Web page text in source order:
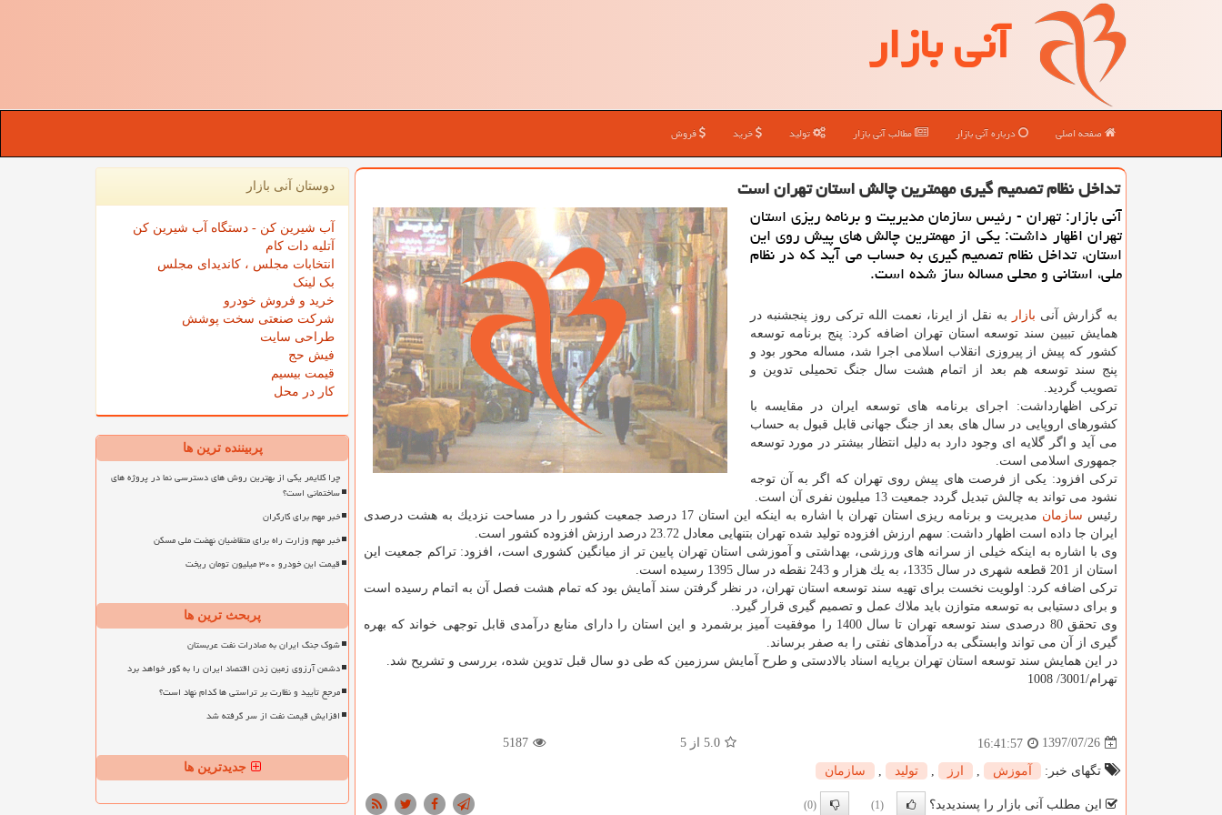
آنی بازار
صفحه اصلی درباره آنی بازار مطالب آنی بازار تولید خرید فروش
تداخل نظام تصمیم گیری مهمترین چالش استان تهران است
آنی بازار: تهران - رئیس سازمان مدیریت و برنامه ریزی استان
تهران اظهار داشت: یكی از مهمترین چالش های پیش روی این
استان، تداخل نظام تصمیم گیری به حساب می آید كه در نظام
ملی، استانی و محلی مساله ساز شده است.
به گزارش آنی بازار
به نقل از ایرنا، نعمت الله تركی روز پنجشنبه در
همایش تبیین سند توسعه استان تهران اضافه كرد: پنج برنامه توسعه
كشور كه پیش از پیروزی انقلاب اسلامی اجرا شد، مساله محور بود و
پنج سند توسعه هم بعد از اتمام هشت سال جنگ تحمیلی تدوین و
تصویب گردید.
تركی اظهارداشت: اجرای برنامه های توسعه ایران در مقایسه با
كشورهای اروپایی در سال های بعد از جنگ جهانی قابل قبول به حساب
می آید و اگر گلایه ای وجود دارد به دلیل انتظار بیشتر در مورد توسعه
جمهوری اسلامی است.
تركی افزود: یكی از فرصت های پیش روی تهران كه اگر به آن توجه
نشود می تواند به چالش تبدیل گردد جمعیت 13 میلیون نفری آن است.
رئیس سازمان
مدیریت و برنامه ریزی استان تهران با اشاره به اینكه این استان 17 درصد جمعیت كشور را در مساحت نزدیك به هشت درصدی
ایران جا داده است اظهار داشت: سهم ارزش افزوده تولید شده تهران بتنهایی معادل 23.72 درصد ارزش افزوده كشور است.
وی با اشاره به اینكه خیلی از سرانه های ورزشی، بهداشتی و آموزشی استان تهران پایین تر از میانگین كشوری است، افزود: تراكم جمعیت این
استان از 201 قطعه شهری در سال 1335، به یك هزار و 243 نقطه در سال 1395 رسیده است.
تركی اضافه كرد: اولویت نخست برای تهیه سند توسعه استان تهران، در نظر گرفتن سند آمایش بود كه تمام هشت فصل آن به اتمام رسیده است
و برای دستیابی به توسعه متوازن باید ملاك عمل و تصمیم گیری قرار گیرد.
وی تحقق 80 درصدی سند توسعه تهران تا سال 1400 را موفقیت آمیز برشمرد و این استان را دارای منابع درآمدی قابل توجهی خواند كه بهره
گیری از آن می تواند وابستگی به درآمدهای نفتی را به صفر برساند.
در این همایش سند توسعه استان تهران برپایه اسناد بالادستی و طرح آمایش سرزمین كه طی دو سال قبل تدوین شده، بررسی و تشریح شد.
تهرام/3001/ 1008
1397/07/26
16:41:57
5.0 از 5 5187
تگهای خبر: آموزش ارز تولید سازمان
این مطلب آنی بازار را پسندیدید؟ (1)
(0)
دوستان آنی بازار
آب شیرین کن - دستگاه آب شیرین کن
آتلیه دات کام
انتخابات مجلس ، کاندیدای مجلس
بک لینک
خرید و فروش خودرو
شرکت صنعتی سخت پوشش
طراحی سایت
فیش حج
قیمت بیسیم
کار در محل
پربیننده ترین ها
چرا کلایمر یکی از بهترین روش های دسترسی نما در پروژه های
ساختمانی است؟
خبر مهم برای کارگران
خبر مهم وزارت راه برای متقاضیان نهضت ملی مسکن
قیمت این خودرو ۳۰۰ میلیون تومان ریخت
پربحث ترین ها
شوک جنگ ایران به صادرات نفت عربستان
دشمن آرزوی زمین زدن اقتصاد ایران را به گور خواهد برد
مرجع تأیید و نظارت بر تراستی ها کدام نهاد است؟
افزایش قیمت نفت از سر گرفته شد
جدیدترین ها